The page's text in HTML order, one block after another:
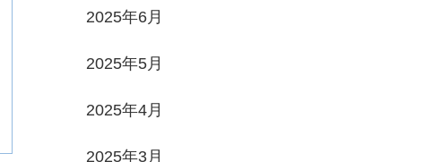
2025年6月
2025年5月
2025年4月
2025年3月